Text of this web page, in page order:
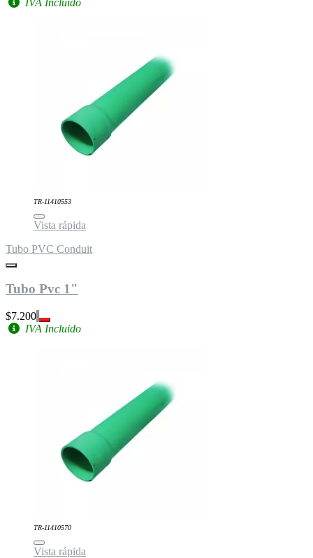
IVA Incluido
TR-11410553
Vista rápida
Tubo PVC Conduit
Tubo Pvc 1"
$7.200
IVA Incluido
TR-11410570
Vista rápida